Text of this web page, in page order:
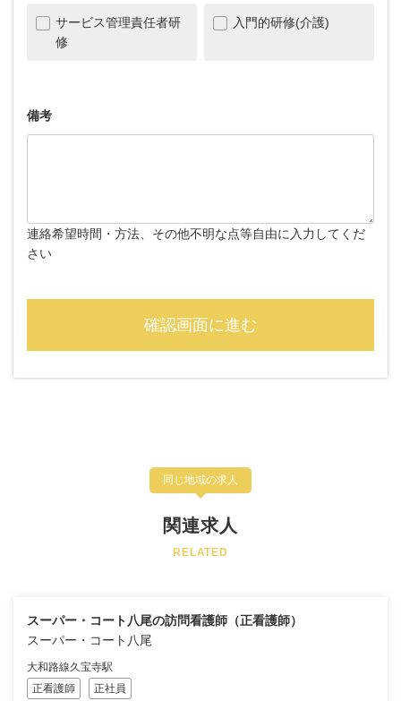
サービス管理責任者研
修
入門的研修(介護)
備考
連絡希望時間・方法、その他不明な点等自由に入力してくだ
さい
同じ地域の求人
関連求人
RELATED
スーパー・コート八尾の訪問看護師（正看護師）
スーパー・コート八尾
大和路線久宝寺駅
正看護師
正社員